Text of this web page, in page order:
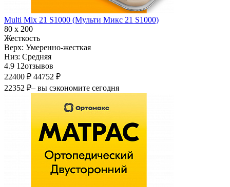
Multi Mix 21 S1000 (Мульти Микс 21 S1000)
80 х 200
Жесткость
Верх: Умеренно-жесткая
Низ: Средняя
4.9 12отзывов
22400 ₽ 44752 ₽
22352 ₽– вы сэкономите сегодня